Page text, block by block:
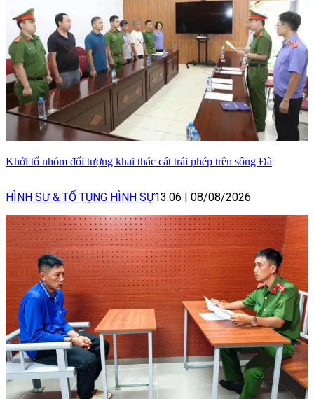
Khởi tố nhóm đối tượng khai thác cát trái phép trên sông Đà
HÌNH SỰ & TỐ TỤNG HÌNH SỰ13:06 | 08/08/2026